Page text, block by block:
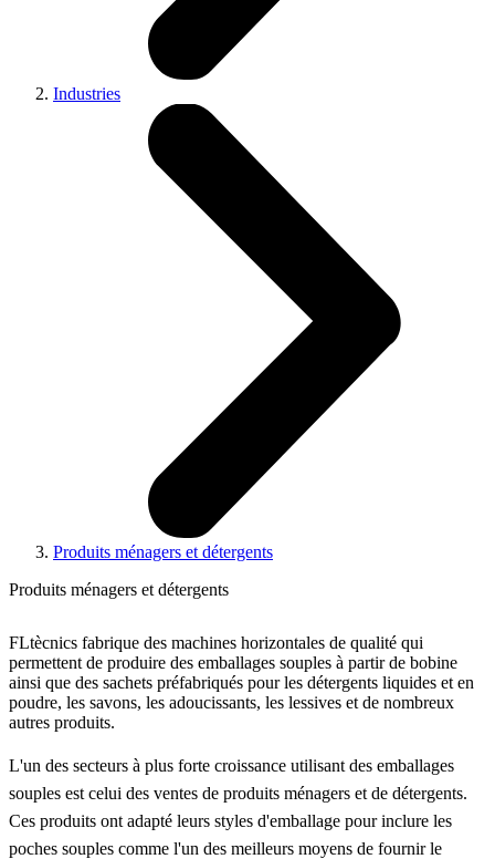
Industries
Produits ménagers et détergents
Produits ménagers et détergents
FLtècnics fabrique des machines horizontales de qualité qui
permettent de produire des emballages souples à partir de bobine
ainsi que des sachets préfabriqués pour les détergents liquides et en
poudre, les savons, les adoucissants, les lessives et de nombreux
autres produits.
L'un des secteurs à plus forte croissance utilisant des emballages
souples est celui des ventes de produits ménagers et de détergents.
Ces produits ont adapté leurs styles d'emballage pour inclure les
poches souples comme l'un des meilleurs moyens de fournir le